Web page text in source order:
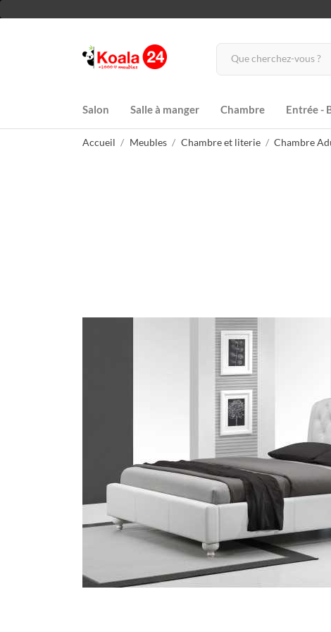
Salon Salle à manger Chambre Entrée -
Accueil Meubles Chambre et literie Chambre